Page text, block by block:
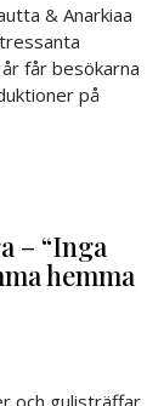
& Anarkiaa
får besökarna
på
– “Inga
hemma
och gulisträffar